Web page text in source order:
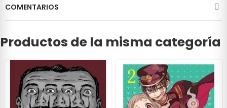
COMENTARIOS
Productos de la misma categoría